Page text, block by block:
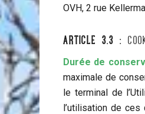
OVH, 2 rue
Article 3.3 :
Durée de
maximale de
le terminal de
l’utilisation de